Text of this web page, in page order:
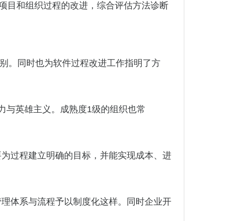
和组织过程的改进，综合评估方法诊断
。同时也为软件过程改进工作指明了方
与英雄主义。成熟度1级的组织也常
过程建立明确的目标，并能实现成本、进
体系与流程予以制度化这样。同时企业开